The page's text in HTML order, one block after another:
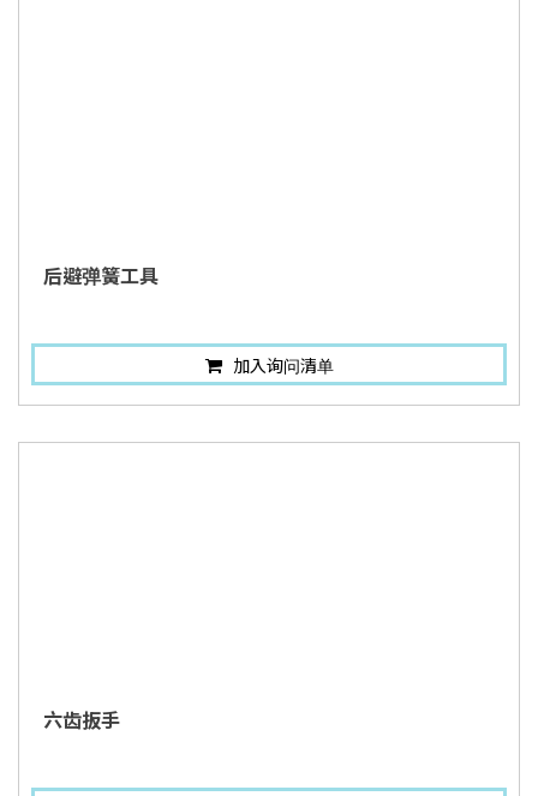
后避弹簧工具
加入询问清单
六齿扳手